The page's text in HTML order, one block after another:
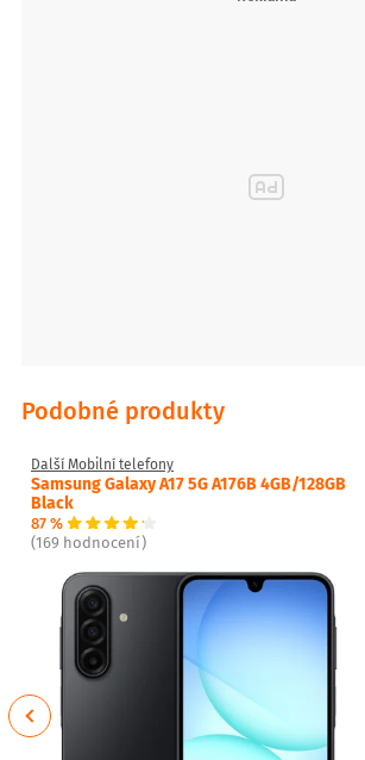
Podobné produkty
Další Mobilní telefony
Samsung Galaxy A17 5G A176B 4GB/128GB
Black
87 %
(169 hodnocení)
Previous